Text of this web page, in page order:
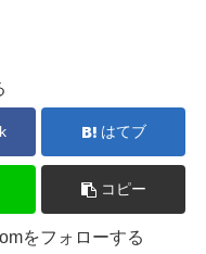
はてブ
コピー
をフォローする